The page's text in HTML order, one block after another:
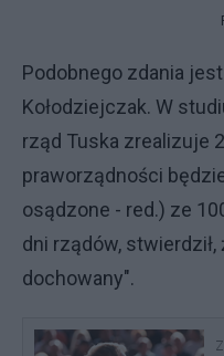
Podobnego zdania
Kołodziejczak. W
rząd Tuska zrealizuje
praworządności
osądzone - red.) ze
dni rządów,
dochowany".